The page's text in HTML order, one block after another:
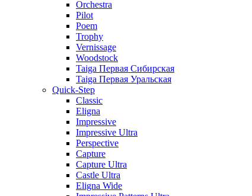
Orchestra
Pilot
Poem
Trophy
Vernissage
Woodstock
Taiga Первая Сибирская
Taiga Первая Уральская
Quick-Step
Classic
Eligna
Impressive
Impressive Ultra
Perspective
Capture
Capture Ultra
Castle Ultra
Eligna Wide